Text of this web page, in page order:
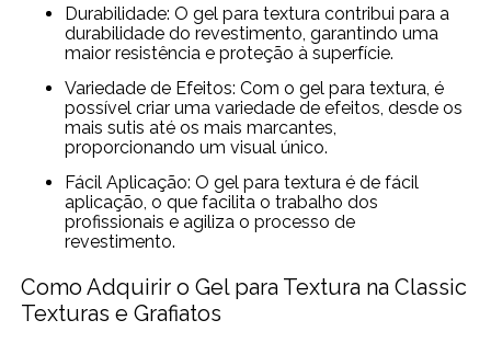
Durabilidade: O gel para textura contribui para a
durabilidade do revestimento, garantindo uma
maior resistência e proteção à superfície.
Variedade de Efeitos: Com o gel para textura, é
possível criar uma variedade de efeitos, desde os
mais sutis até os mais marcantes,
proporcionando um visual único.
Fácil Aplicação: O gel para textura é de fácil
aplicação, o que facilita o trabalho dos
profissionais e agiliza o processo de
revestimento.
Como Adquirir o Gel para Textura na Classic
Texturas e Grafiatos